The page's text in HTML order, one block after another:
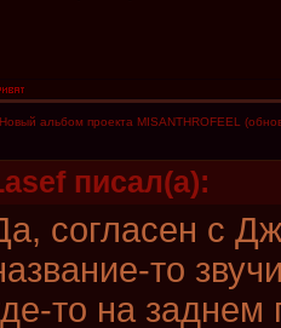
альбом проекта MISANTHROFEEL
писал(а):
согласен с
то
то на